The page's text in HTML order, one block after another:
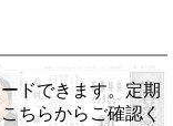
ドできます。定期
ちらからご確認く